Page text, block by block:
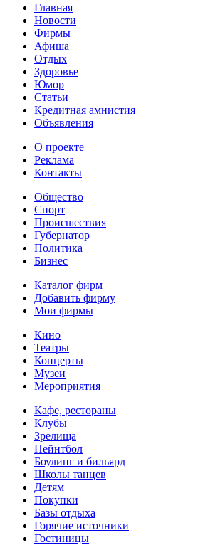
Главная
Новости
Фирмы
Афиша
Отдых
Здоровье
Юмор
Статьи
Кредитная амнистия
Объявления
О проекте
Реклама
Контакты
Общество
Спорт
Происшествия
Губернатор
Политика
Бизнес
Каталог фирм
Добавить фирму
Мои фирмы
Кино
Театры
Концерты
Музеи
Мероприятия
Кафе, рестораны
Клубы
Зрелища
Пейнтбол
Боулинг и бильярд
Школы танцев
Детям
Покупки
Базы отдыха
Горячие источники
Гостиницы